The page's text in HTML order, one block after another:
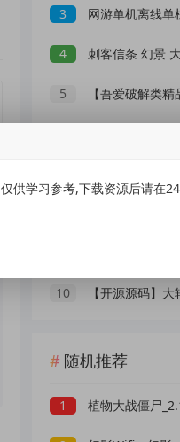
3 网游单机离线单机游戏合集
4 刺客信条 幻景
5 【吾爱破解类精品软件
10 【开源源码】
随机推荐
1 植物大战僵尸
供学习参考,下载资源后请在